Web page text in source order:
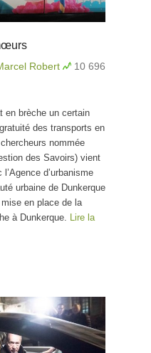
Robert
10 696
en brèche un certain
des transports en
nommée
des Savoirs) vient
d’urbanisme
urbaine de Dunkerque
en place de la
à Dunkerque. Lire la